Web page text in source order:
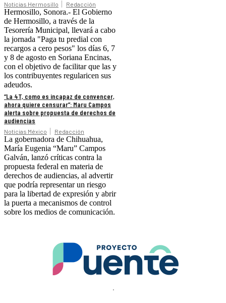
Noticias Hermosillo Redacción
Hermosillo, Sonora.- El Gobierno
de Hermosillo, a través de la
Tesorería Municipal, llevará a cabo
la jornada "Paga tu predial con
recargos a cero pesos" los días 6, 7
y 8 de agosto en Soriana Encinas,
con el objetivo de facilitar que las y
los contribuyentes regularicen sus
adeudos.
“La 4T, como es incapaz de convencer,
ahora quiere censurar”: Maru Campos
alerta sobre propuesta de derechos de
audiencias
Noticias México Redacción
La gobernadora de Chihuahua,
María Eugenia “Maru” Campos
Galván, lanzó críticas contra la
propuesta federal en materia de
derechos de audiencias, al advertir
que podría representar un riesgo
para la libertad de expresión y abrir
la puerta a mecanismos de control
sobre los medios de comunicación.
.